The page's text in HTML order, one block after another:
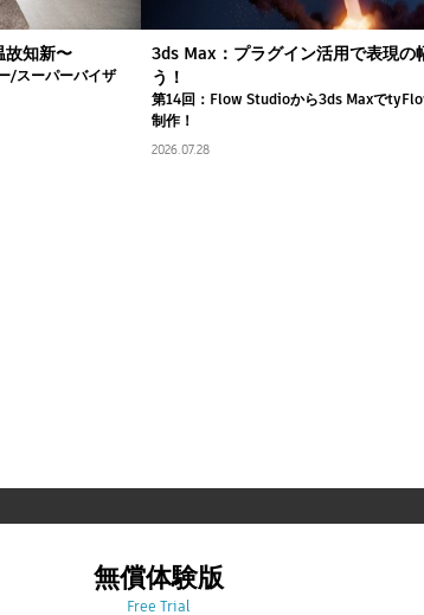
故知新〜
/スーパーバイザ
3ds Max：プラグイン活用で表現の
う！
第14回：Flow Studioから3ds Maxで
制作！
2026.07.28
無償体験版
Free Trial